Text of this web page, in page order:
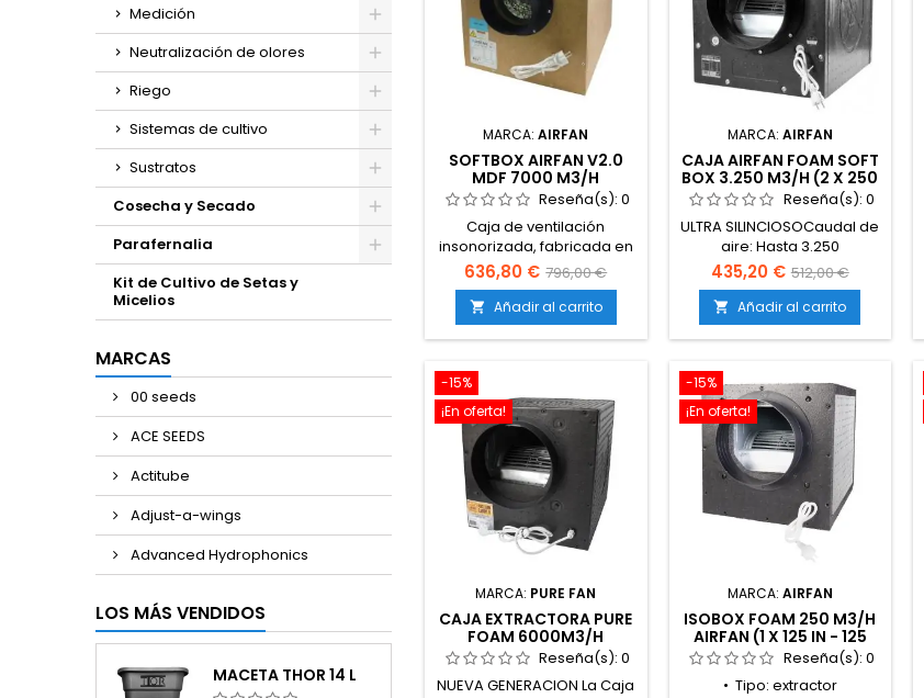
Medición
Neutralización de olores
Riego
Sistemas de cultivo
Sustratos
Cosecha y Secado
Parafernalia
Kit de Cultivo de Setas y
Micelios
MARCAS
00 seeds
ACE SEEDS
Actitube
Adjust-a-wings
Advanced Hydrophonics
LOS MÁS VENDIDOS
MACETA THOR 14 L
MARCA:AIRFAN
SOFTBOX AIRFAN V2.0
MDF 7000 M3/H
Reseña(s):0
Caja de ventilación
insonorizada, fabricada en
tablero DM. Potente motor
interno, se sirve montada,
con manguitos corona y
anclajes de sujeción.
636,80 € 796,00 €
 Añadir al carrito
MARCA: AIRFAN
CAJA AIRFAN FOAM SOFT
BOX 3.250 M3/H (2 X 250
IN - 315 OUT)
Reseña(s): 0
ULTRA SILINCIOSOCaudal de
aire: Hasta 3.250
m³/hEntradas: 2 x Ø250
mmSalida: 1 x Ø315
mmMotor: Centrífugo
silencioso de alto
rendimientoAislamiento:
profesional de alta
densidadNivel sonoro: Bajo,
ideal para uso
discretoMontaje: Fácil
integración en sistemas de
ventilación mediante
conductos o abrazaderas...
435,20 € 512,00 €
 Añadir al carrito
-15%
¡En oferta!
MARCA: PURE FAN
CAJA EXTRACTORA PURE
FOAM 6000M3/H
Reseña(s):0
NUEVA GENERACION La Caja
-15%
¡En oferta!
MARCA: AIRFAN
ISOBOX FOAM 250 M3/H
AIRFAN (1 X 125 IN - 125
OUT)Reseña(s): 0
• Tipo: extractor